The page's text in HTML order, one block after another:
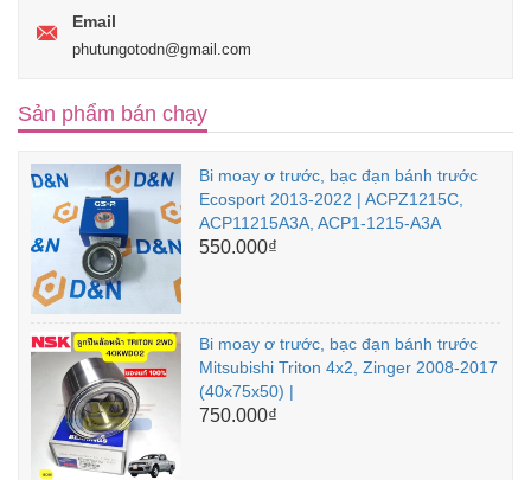
Email
phutungotodn@gmail.com
Sản phẩm bán chạy
Bi moay ơ trước, bạc đạn bánh trước
Ecosport 2013-2022 | ACPZ1215C,
ACP11215A3A, ACP1-1215-A3A
550.000₫
Bi moay ơ trước, bạc đạn bánh trước
Mitsubishi Triton 4x2, Zinger 2008-2017
(40x75x50) |
750.000₫